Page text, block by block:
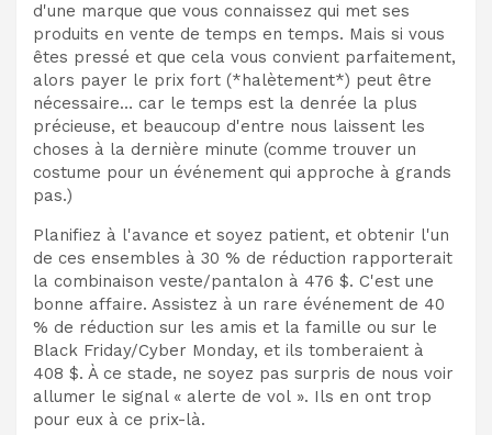
d'une marque que vous connaissez qui met ses
produits en vente de temps en temps. Mais si vous
êtes pressé et que cela vous convient parfaitement,
alors payer le prix fort (*halètement*) peut être
nécessaire… car le temps est la denrée la plus
précieuse, et beaucoup d'entre nous laissent les
choses à la dernière minute (comme trouver un
costume pour un événement qui approche à grands
pas.)
Planifiez à l'avance et soyez patient, et obtenir l'un
de ces ensembles à 30 % de réduction rapporterait
la combinaison veste/pantalon à 476 $. C'est une
bonne affaire. Assistez à un rare événement de 40
% de réduction sur les amis et la famille ou sur le
Black Friday/Cyber ​​Monday, et ils tomberaient à
408 $. À ce stade, ne soyez pas surpris de nous voir
allumer le signal « alerte de vol ». Ils en ont trop
pour eux à ce prix-là.